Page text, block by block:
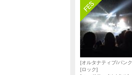
オルタナティブ/パンク
ロック